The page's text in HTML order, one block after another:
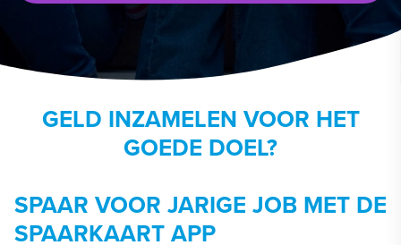
GELD INZAMELEN VOOR HET
GOEDE DOEL?
SPAAR VOOR JARIGE JOB MET DE
SPAARKAART APP